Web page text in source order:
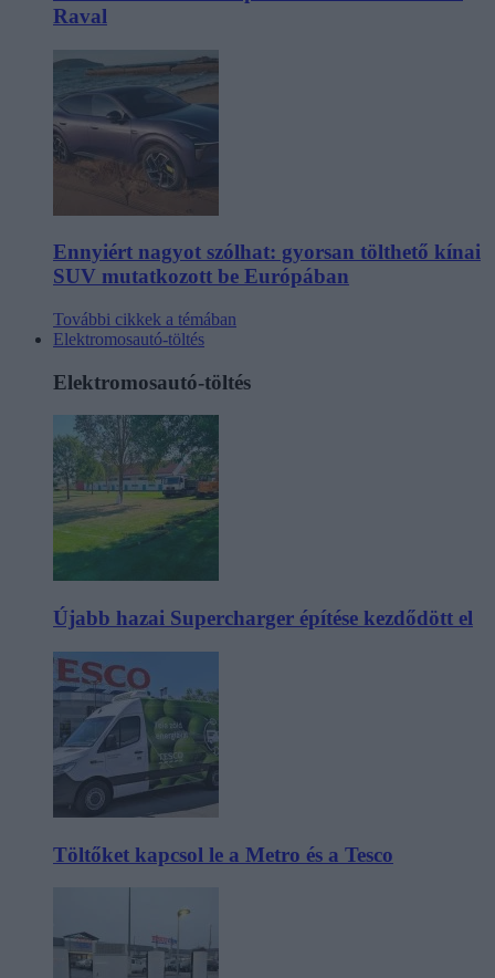
Raval
Ennyiért nagyot szólhat: gyorsan tölthető kínai
SUV mutatkozott be Európában
További cikkek a témában
Elektromosautó-töltés
Elektromosautó-töltés
Újabb hazai Supercharger építése kezdődött el
Töltőket kapcsol le a Metro és a Tesco